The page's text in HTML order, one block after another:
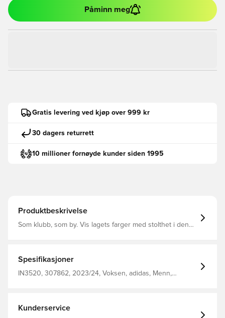
Påminn meg
Gratis levering ved kjøp over 999 kr
30 dagers returrett
10 millioner fornøyde kunder siden 1995
Produktbeskrivelse
Som klubb, som by. Vis lagets farger med stolthet i denne
ligger i nærheten av stadion, har den et gjentatt
Lancashire Rose-inspirert geometrisk mønster på
forsiden. Autentisk modell med de samme teknologiene
og etterlater deg fokusert, tørr og komfortabel Slim fit
Spesifikasjoner
IN3520, 307862, 2023/24, Voksen, adidas, Menn,
Kunderservice